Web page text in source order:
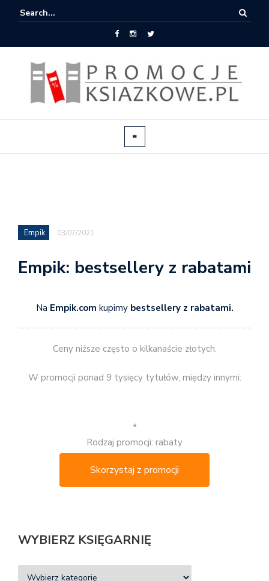
Empik 03/07/2021
Empik: bestsellery z rabatami
Na Empik.com kupimy bestsellery z rabatami.
Ceny niższe często o kilkanaście złotych.
W promocji ponad 9 tysięcy tytułów, między innymi:
*
Rodzaj promocji: rabaty
Skorzystaj z promocji
WYBIERZ KSIĘGARNIĘ